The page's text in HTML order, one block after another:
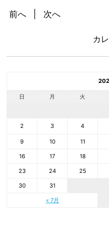
前へ 次へ
カ
日 月 火
« 7月
2 3 4
9 10 11
16 17 18
23 24 25
30 31